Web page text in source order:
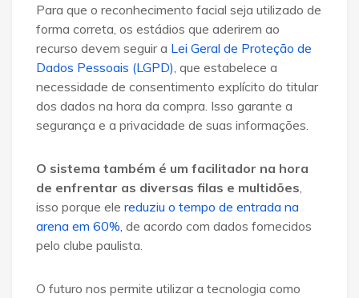
Para que o reconhecimento facial seja utilizado de
forma correta, os estádios que aderirem ao
recurso devem seguir a Lei Geral de Proteção de
Dados Pessoais (LGPD), que estabelece a
necessidade de consentimento explícito do titular
dos dados na hora da compra. Isso garante a
segurança e a privacidade de suas informações.
O sistema também é um facilitador na hora
de enfrentar as diversas filas e multidões
isso porque ele reduziu o tempo de entrada na
arena em 60%, de acordo com dados fornecidos
pelo clube paulista.
O futuro nos permite utilizar a tecnologia como